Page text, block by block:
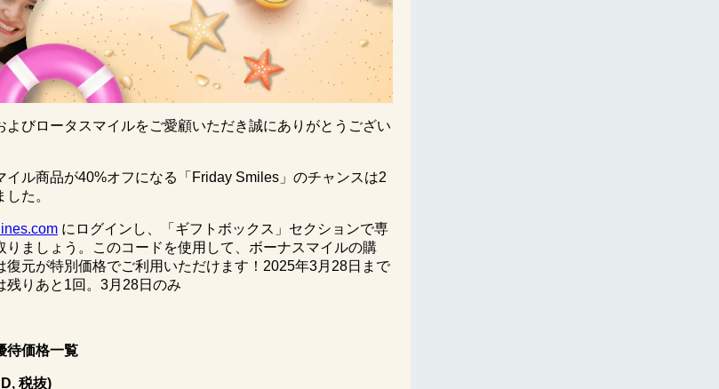
よびロータスマイルをご愛顧いただき誠にありがとうござい
イル商品が40%オフになる「Friday Smiles」のチャンスは2
た。
にログインし、「ギフトボックス」セクションで専
りましょう。このコードを使用して、ボーナスマイルの購
復元が特別価格でご利用いただけます！2025年3月28日まで
残りあと1回。3月28日のみ
待価格一覧
税抜)